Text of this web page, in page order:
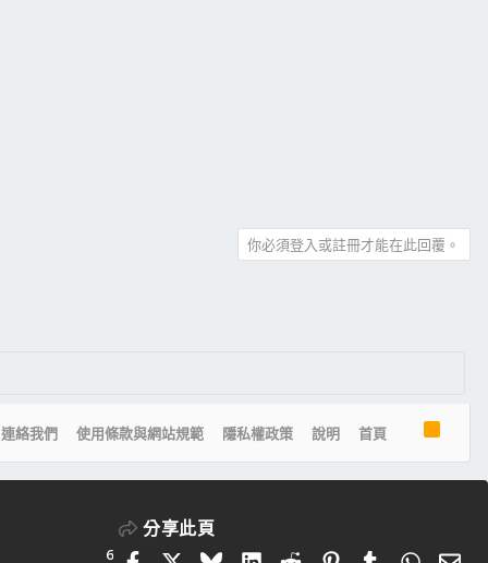
你必須登入或註冊才能在此回覆。
連絡我們 使用條款與網站規範 隱私權政策 說明 首頁
R
S
6
分享此頁